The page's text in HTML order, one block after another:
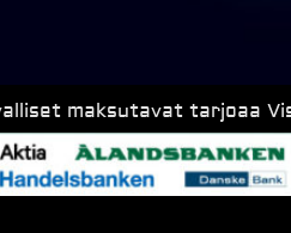
maksutavat tarjoaa